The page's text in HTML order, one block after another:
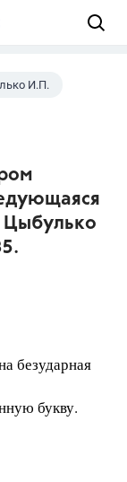
И.П.
Цыбулько
безударная
букву.